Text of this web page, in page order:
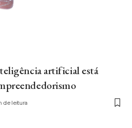
artificial está
de leitura